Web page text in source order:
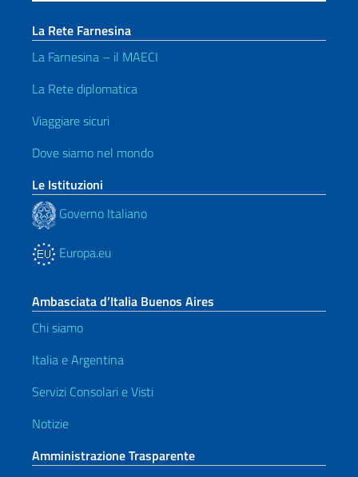
La Rete Farnesina
La Farnesina – il MAECI
La Rete diplomatica
Viaggiare sicuri
Dove siamo nel mondo
Le Istituzioni
Governo Italiano
Europa.eu
Ambasciata d’Italia Buenos Aires
Chi siamo
Italia e Argentina
Servizi Consolari e Visti
Notizie
Amministrazione Trasparente